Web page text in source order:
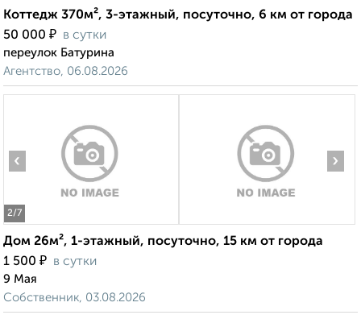
Коттедж 370м², 3-этажный, посуточно, 6 км от города
50 000 ₽ в сутки
переулок Батурина
Агентство, 06.08.2026
2/7
‹ ›
Дом 26м², 1-этажный, посуточно, 15 км от города
1 500 ₽ в сутки
9 Мая
Собственник, 03.08.2026